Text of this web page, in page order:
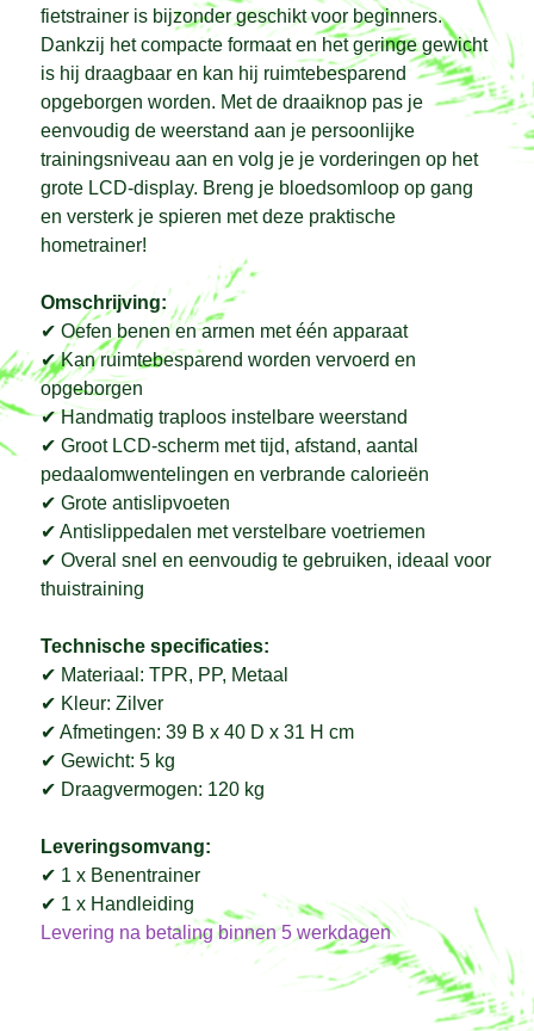
fietstrainer is bijzonder geschikt voor beginners.
Dankzij het compacte formaat en het geringe gewicht
is hij draagbaar en kan hij ruimtebesparend
opgeborgen worden. Met de draaiknop pas je
eenvoudig de weerstand aan je persoonlijke
trainingsniveau aan en volg je je vorderingen op het
grote LCD-display. Breng je bloedsomloop op gang
en versterk je spieren met deze praktische
hometrainer!
Omschrijving:
✔ Oefen benen en armen met één apparaat
✔ Kan ruimtebesparend worden vervoerd en
opgeborgen
✔ Handmatig traploos instelbare weerstand
✔ Groot LCD-scherm met tijd, afstand, aantal
pedaalomwentelingen en verbrande calorieën
✔ Grote antislipvoeten
✔ Antislippedalen met verstelbare voetriemen
✔ Overal snel en eenvoudig te gebruiken, ideaal voor
thuistraining
Technische specificaties:
✔ Materiaal: TPR, PP, Metaal
✔ Kleur: Zilver
✔ Afmetingen: 39 B x 40 D x 31 H cm
✔ Gewicht: 5 kg
✔ Draagvermogen: 120 kg
Leveringsomvang:
✔ 1 x Benentrainer
✔ 1 x Handleiding
Levering na betaling binnen 5 werkdagen